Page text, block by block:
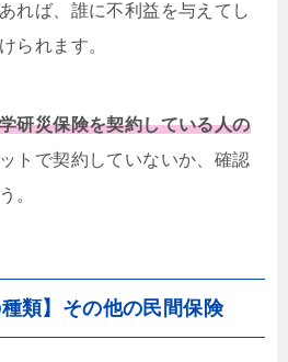
れば、誰に不利益を与えてし
られます。
学研災保険を契約している人の
トで契約していないか、確認
。
種類】その他の民間保険